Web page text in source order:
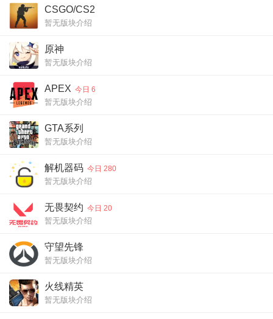
CSGO/CS2
暂无版块介绍
原神
暂无版块介绍
APEX 今日 6
暂无版块介绍
GTA系列
暂无版块介绍
解机器码 今日 280
暂无版块介绍
无畏契约 今日 20
暂无版块介绍
守望先锋
暂无版块介绍
火线精英
暂无版块介绍